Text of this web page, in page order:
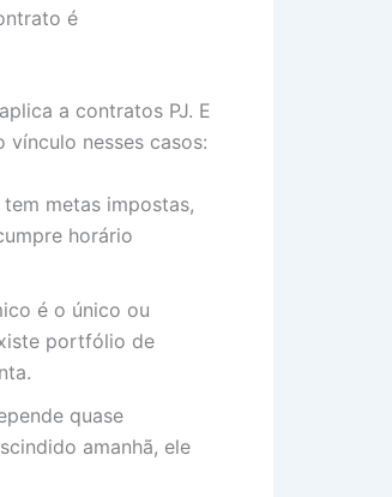
é
a contratos PJ. E
nesses casos:
metas impostas,
horário
é o único ou
portfólio de
quase
amanhã, ele